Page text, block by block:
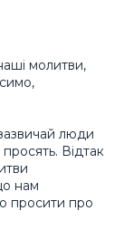
молитви,
люди
Відтак
нам
просити про